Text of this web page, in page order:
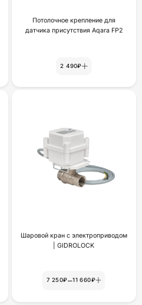
Потолочное крепление для
датчика присутствия Aqara FP2
2 490₽
Шаровой кран с электроприводом
| GIDROLOCK
7 250₽–11 660₽